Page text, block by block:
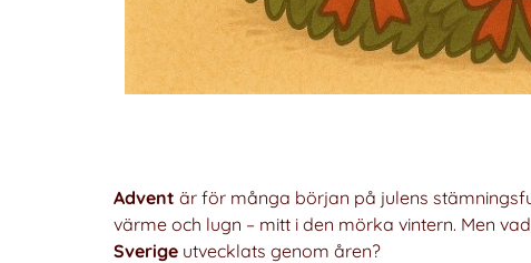
Advent är för många början på julens
värme och lugn – mitt i den mörka vintern. Men
Sverige utvecklats genom åren?